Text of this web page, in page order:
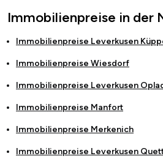
Immobilienpreise in der
Immobilienpreise Leverkusen
Immobilienpreise Wiesdorf
Immobilienpreise Leverkusen
Immobilienpreise Manfort
Immobilienpreise Merkenich
Immobilienpreise Leverkusen